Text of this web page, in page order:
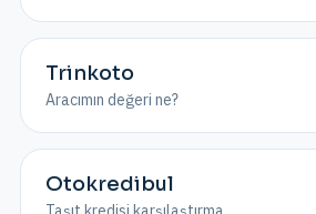
Trinkoto
Aracımın değeri ne?
Otokredibul